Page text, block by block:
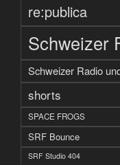
re:publica
Schweizer
Schweizer Radio
shorts
SPACE FROGS
SRF Bounce
SRF Studio 404